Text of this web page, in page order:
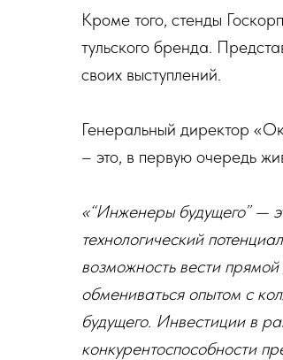
Кроме того, стенды
тульского бренда.
своих выступлений.
Генеральный директор
– это, в первую очередь
«“Инженеры будущего” —
технологический
возможность вести
обмениваться опытом с
будущего. Инвестиции в
конкурентоспособности